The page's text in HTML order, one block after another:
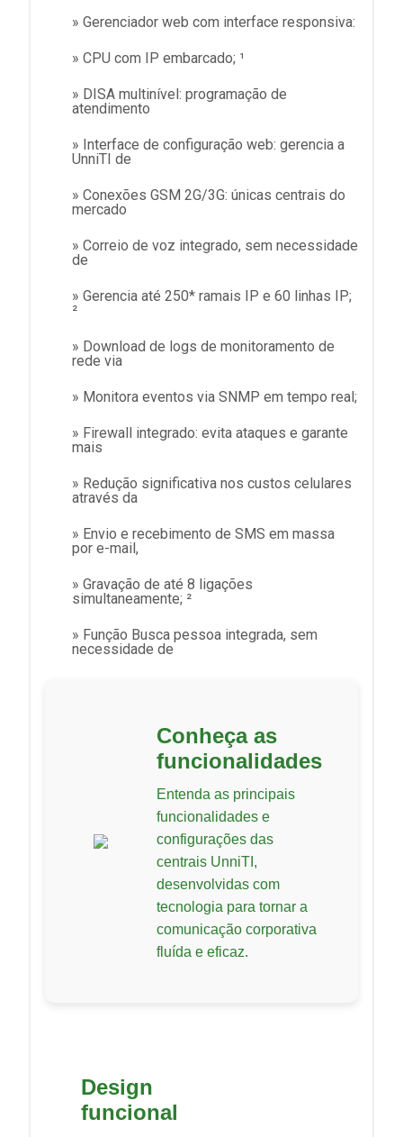
» Gerenciador web com interface responsiva:
» CPU com IP embarcado; ¹
» DISA multinível: programação de
atendimento
» Interface de configuração web: gerencia a
UnniTI de
» Conexões GSM 2G/3G: únicas centrais do
mercado
» Correio de voz integrado, sem necessidade
de
» Gerencia até 250* ramais IP e 60 linhas IP;
²
» Download de logs de monitoramento de
rede via
» Monitora eventos via SNMP em tempo real;
» Firewall integrado: evita ataques e garante
mais
» Redução significativa nos custos celulares
através da
» Envio e recebimento de SMS em massa
por e-mail,
» Gravação de até 8 ligações
simultaneamente; ²
» Função Busca pessoa integrada, sem
necessidade de
Conheça as
funcionalidades
Entenda as principais
funcionalidades e
configurações das
centrais UnniTI,
desenvolvidas com
tecnologia para tornar a
comunicação corporativa
fluída e eficaz.
Design
funcional